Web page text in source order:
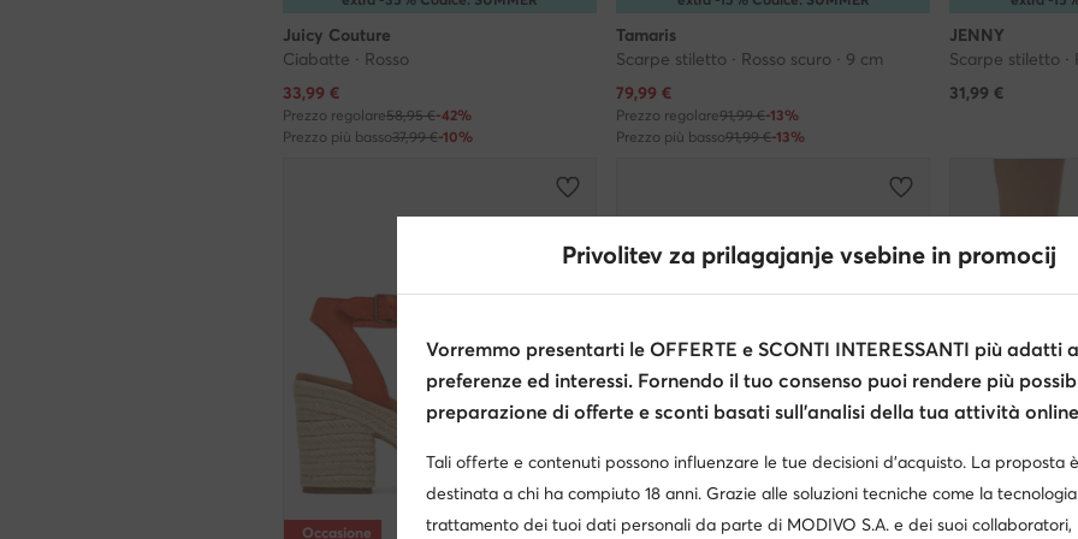
Juicy Couture
Ciabatte · Rosso
Prezzo attuale
33,99 €
Prezzo regolare58,95 €-42%
Prezzo più basso37,99 €-10%
Tamaris
Scarpe stiletto · Rosso scuro · 9 cm
Prezzo attuale
79,99 €
Prezzo regolare91,99 €-13%
Prezzo più basso91,99 €-13%
JENNY
Scarpe stiletto ·
31,99 €
Occasione
weCare
Occasione
Privolitev za prilagajanje vsebine in promocij
Vorremmo presentarti le OFFERTE e SCONTI INTERESSANTI più adatti
preferenze ed interessi. Fornendo il tuo consenso puoi rendere più
preparazione di offerte e sconti basati sull’analisi della tua attività
Tali offerte e contenuti possono influenzare le tue decisioni d’acquisto. La proposta
destinata a chi ha compiuto 18 anni. Grazie alle soluzioni tecniche come la
trattamento dei tuoi dati personali da parte di MODIVO S.A. e dei suoi collaboratori,